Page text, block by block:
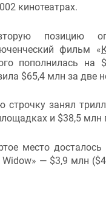
кинотеатрах.
позицию
фильм «
пополнилась
$65,4 млн за две
строчку занял
и $38,5 млн
место
Widow» — $3,9 млн